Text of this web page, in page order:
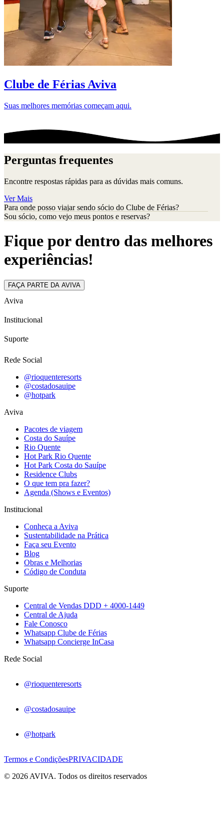
Clube de Férias Aviva
Suas melhores memórias começam aqui.
Perguntas frequentes
Encontre respostas rápidas para as dúvidas mais comuns.
Ver Mais
Para onde posso viajar sendo sócio do Clube de Férias?
Sou sócio, como vejo meus pontos e reservas?
Fique por dentro das melhores
experiências!
FAÇA PARTE DA AVIVA
Aviva
Institucional
Suporte
Rede Social
@rioquenteresorts
@costadosauipe
@hotpark
Aviva
Pacotes de viagem
Costa do Sauípe
Rio Quente
Hot Park Rio Quente
Hot Park Costa do Sauípe
Residence Clubs
O que tem pra fazer?
Agenda (Shows e Eventos)
Institucional
Conheça a Aviva
Sustentabilidade na Prática
Faça seu Evento
Blog
Obras e Melhorias
Código de Conduta
Suporte
Central de Vendas DDD + 4000-1449
Central de Ajuda
Fale Conosco
Whatsapp Clube de Férias
Whatsapp Concierge InCasa
Rede Social
@rioquenteresorts
@costadosauipe
@hotpark
Termos e CondiçõesPRIVACIDADE
© 2026 AVIVA. Todos os direitos reservados